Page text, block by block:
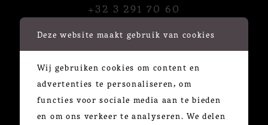
+32 3 291 70 60
Minderbroedersrui 49
2000 Antwerpen
OPENINGSUREN
Deze website maakt gebruik van cookies
Wij gebruiken cookies om content en
advertenties te personaliseren, om
functies voor sociale media aan te bieden
en om ons verkeer te analyseren. We delen